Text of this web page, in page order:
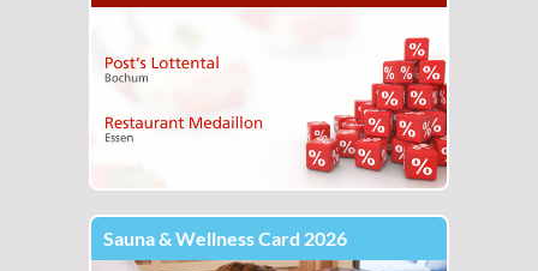
Sauna & Wellness Card 2026